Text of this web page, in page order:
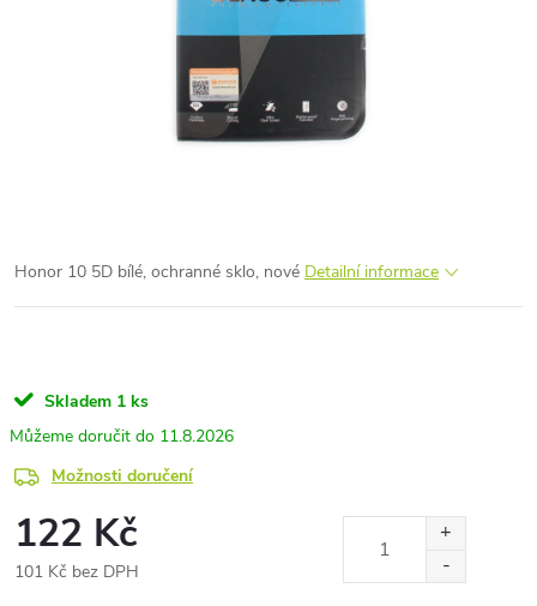
Honor 10 5D bílé, ochranné sklo, nové Detailní informace
Skladem 1 ks
11.8.2026
Možnosti doručení
122 Kč
101 Kč bez DPH